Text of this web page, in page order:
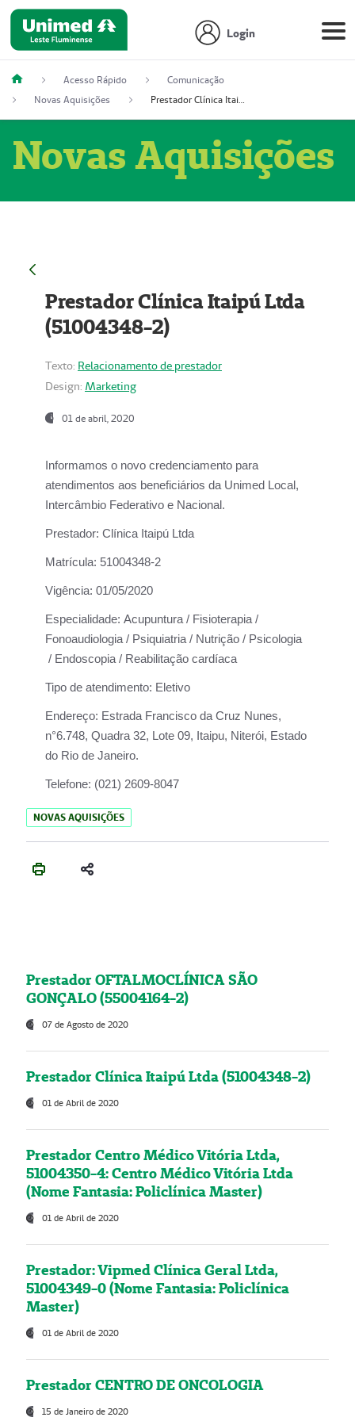
Login
Acesso Rápido
Comunicação
Novas Aquisições
Prestador Clínica Itaipú Ltda (51004348-2)
Novas Aquisições
Prestador Clínica Itaipú Ltda
(51004348-2)
Texto: Relacionamento de prestador
Design: Marketing
01 de abril, 2020
Informamos o novo credenciamento para
atendimentos aos beneficiários da Unimed Local,
Intercâmbio Federativo e Nacional.
Prestador: Clínica Itaipú Ltda
Matrícula: 51004348-2
Vigência: 01/05/2020
Especialidade: Acupuntura / Fisioterapia /
Fonoaudiologia / Psiquiatria / Nutrição / Psicologia
/ Endoscopia / Reabilitação cardíaca
Tipo de atendimento: Eletivo
Endereço: Estrada Francisco da Cruz Nunes,
n°6.748, Quadra 32, Lote 09, Itaipu, Niterói, Estado
do Rio de Janeiro.
Telefone: (021) 2609-8047
NOVAS AQUISIÇÕES
Prestador OFTALMOCLÍNICA SÃO
GONÇALO (55004164-2)
07 de Agosto de 2020
Prestador Clínica Itaipú Ltda (51004348-2)
01 de Abril de 2020
Prestador Centro Médico Vitória Ltda,
51004350-4: Centro Médico Vitória Ltda
(Nome Fantasia: Policlínica Master)
01 de Abril de 2020
Prestador: Vipmed Clínica Geral Ltda,
51004349-0 (Nome Fantasia: Policlínica
Master)
01 de Abril de 2020
Prestador CENTRO DE ONCOLOGIA
15 de Janeiro de 2020